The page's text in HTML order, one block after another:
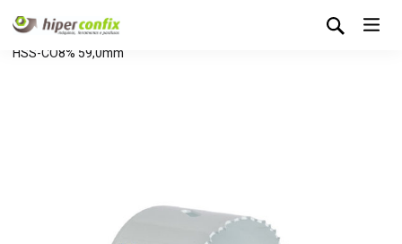
Início Loja Hipertintas
Serra Craneana
HSS-CO8% 59,0mm